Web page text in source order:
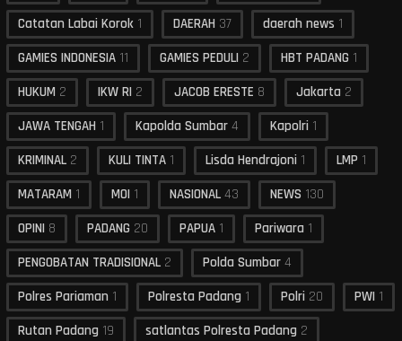
Catatan Labai Korok 1 DAERAH 37 daerah news 1
GAMIES INDONESIA 11 GAMIES PEDULI 2 HBT PADANG 1
HUKUM 2 IKW RI 2 JACOB ERESTE 8 Jakarta 2
JAWA TENGAH 1 Kapolda Sumbar 4 Kapolri 1
KRIMINAL 2 KULI TINTA 1 Lisda Hendrajoni 1 LMP 1
MATARAM 1 MOI 1 NASIONAL 43 NEWS 130
OPINI 8 PADANG 20 PAPUA 1 Pariwara 1
PENGOBATAN TRADISIONAL 2 Polda Sumbar 4
Polres Pariaman 1 Polresta Padang 1 Polri 20 PWI 1
Rutan Padang 19 satlantas Polresta Padang 2